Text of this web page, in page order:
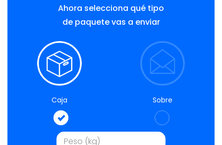
Ahora selecciona qué tipo
de paquete vas a enviar
Caja Sobre